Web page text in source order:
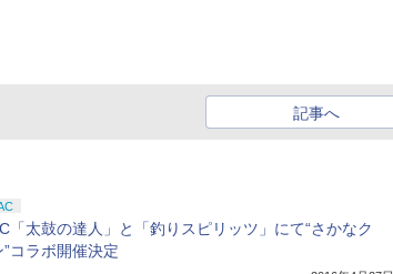
記事へ
「太鼓の達人」と「釣りスピリッツ」にて“さかなク
”コラボ開催決定